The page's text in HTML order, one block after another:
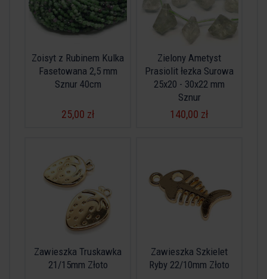
Zoisyt z Rubinem Kulka
Fasetowana 2,5 mm
Sznur 40cm
25,00 zł
Zielony Ametyst
Prasiolit łezka Surowa
25x20 - 30x22 mm
Sznur
140,00 zł
Zawieszka Truskawka
21/15mm Złoto
Zawieszka Szkielet
Ryby 22/10mm Złoto